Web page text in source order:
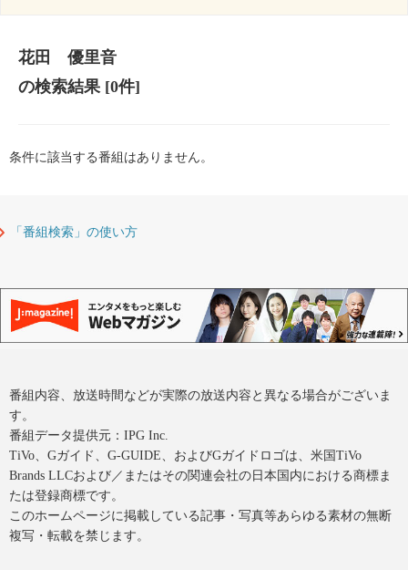
花田 優里音
の検索結果[0件]
条件に該当する番組はありません。
「番組検索」の使い方
番組内容、放送時間などが実際の放送内容と異なる場合がございま
す。
番組データ提供元：IPG Inc.
TiVo、Gガイド、G-GUIDE、およびGガイドロゴは、米国TiVo
Brands LLCおよび／またはその関連会社の日本国内における商標ま
たは登録商標です。
このホームページに掲載している記事・写真等あらゆる素材の無断
複写・転載を禁じます。